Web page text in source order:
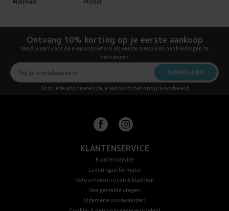
Ontvang 10% korting op je eerste aankoop
Meld je aan voor de nieuwsbrief om als eerste nieuws en aanbiedingen te
ontvangen
AANMELDEN
Door je te abonneren ga je akkoord met ons privacybeleid
KLANTENSERVICE
Klantenservice
Leveringsinformatie
Retourneren, ruilen & klachten
Veelgestelde vragen
Algemene voorwaarden